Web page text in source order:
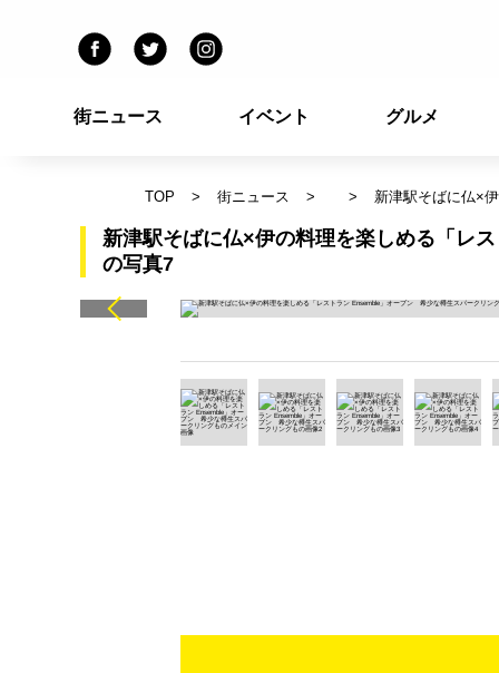
街ニュース イベント グルメ
TOP 街ニュース 新津駅そばに仏×
新津駅そばに仏×伊の料理を楽しめる「レ
の写真7